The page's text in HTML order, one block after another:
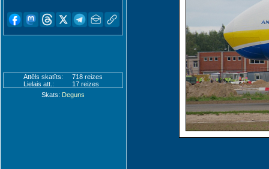
Attēls skatīts:
718 reizes
Lielais att.:
17 reizes
Skats: Deguns